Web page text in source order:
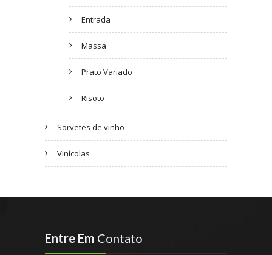
Entrada
Massa
Prato Variado
Risoto
Sorvetes de vinho
Vinícolas
Entre Em Contato